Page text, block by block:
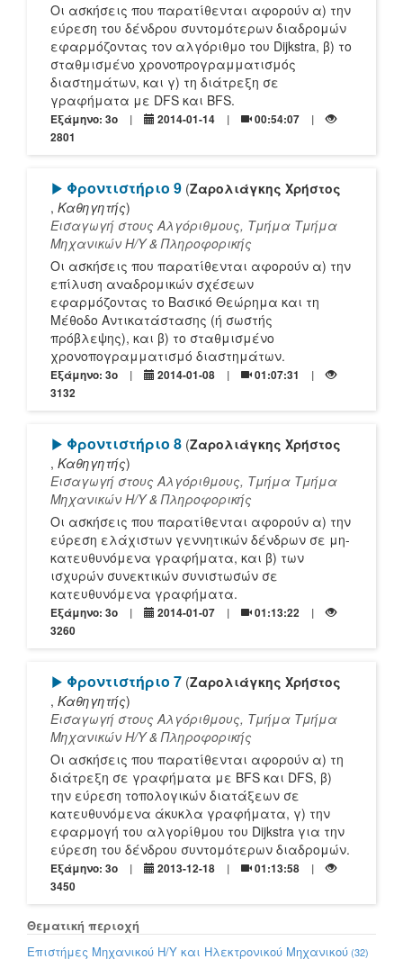
Οι ασκήσεις που παρατίθενται αφορούν α) την
εύρεση του δένδρου συντομότερων διαδρομών
εφαρμόζοντας τον αλγόριθμο του Dijkstra, β) το
σταθμισμένο χρονοπρογραμματισμός
διαστημάτων, και γ) τη διάτρεξη σε
γραφήματα με DFS και BFS.
Εξάμηνο: 3o 2014-01-14
00:54:07
2801
[Play]
Φροντιστήριο 9 (Ζαρολιάγκης Χρήστος
, Καθηγητής)
Εισαγωγή στους Αλγόριθμους, Τμήμα Τμήμα
Mηχανικών Η/Υ & Πληροφορικής
Οι ασκήσεις που παρατίθενται αφορούν α) την
επίλυση αναδρομικών σχέσεων
εφαρμόζοντας το Βασικό Θεώρημα και τη
Μέθοδο Αντικατάστασης (ή σωστής
πρόβλεψης), και β) το σταθμισμένο
χρονοπογραμματισμό διαστημάτων.
Εξάμηνο: 3o 2014-01-08
01:07:31
3132
[Play]
Φροντιστήριο 8 (Ζαρολιάγκης Χρήστος
, Καθηγητής)
Εισαγωγή στους Αλγόριθμους, Τμήμα Τμήμα
Mηχανικών Η/Υ & Πληροφορικής
Οι ασκήσεις που παρατίθενται αφορούν α) την
εύρεση ελάχιστων γεννητικών δένδρων σε μη-
κατευθυνόμενα γραφήματα, και β) των
ισχυρών συνεκτικών συνιστωσών σε
κατευθυνόμενα γραφήματα.
Εξάμηνο: 3o 2014-01-07
01:13:22
3260
[Play]
Φροντιστήριο 7 (Ζαρολιάγκης Χρήστος
, Καθηγητής)
Εισαγωγή στους Αλγόριθμους, Τμήμα Τμήμα
Mηχανικών Η/Υ & Πληροφορικής
Οι ασκήσεις που παρατίθενται αφορούν α) τη
διάτρεξη σε γραφήματα με BFS και DFS, β)
την εύρεση τοπολογικών διατάξεων σε
κατευθυνόμενα άκυκλα γραφήματα, γ) την
εφαρμογή του αλγορίθμου του Dijkstra για την
εύρεση του δένδρου συντομότερων διαδρομών.
Εξάμηνο: 3o 2013-12-18
01:13:58
3450
Θεματική περιοχή
Επιστήμες Μηχανικού Η/Υ και Ηλεκτρονικού Μηχανικού (32)